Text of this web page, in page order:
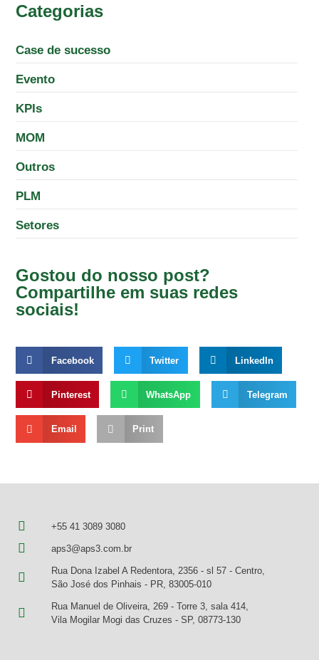
Categorias
Case de sucesso
Evento
KPIs
MOM
Outros
PLM
Setores
Gostou do nosso post?
Compartilhe em suas redes
sociais!
Facebook Twitter LinkedIn
Pinterest WhatsApp Telegram
Email Print
+55 41 3089 3080
aps3@aps3.com.br
Rua Dona Izabel A Redentora, 2356 - sl 57 - Centro,
São José dos Pinhais - PR, 83005-010
Rua Manuel de Oliveira, 269 - Torre 3, sala 414,
Vila Mogilar Mogi das Cruzes - SP, 08773-130